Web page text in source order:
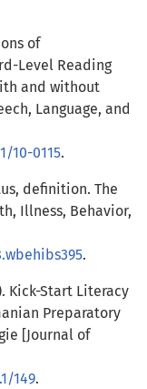
of
Level Reading
and without
Language, and
10-0115.
definition. The
Illness, Behavior,
.
Kick-Start Literacy
Preparatory
[Journal of
149.